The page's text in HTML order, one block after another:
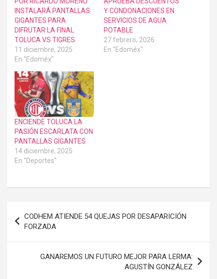
INSTALARÁ PANTALLAS
GIGANTES PARA
DIFRUTAR LA FINAL
TOLUCA VS TIGRES
11 diciembre, 2025
En "Edoméx"
Y CONDONACIONES EN
SERVICIOS DE AGUA
POTABLE
27 febrero, 2026
En "Edoméx"
ENCIENDE TOLUCA LA
PASIÓN ESCARLATA CON
PANTALLAS GIGANTES
14 diciembre, 2025
En "Deportes"
de
entradas
CODHEM ATIENDE 54 QUEJAS POR DESAPARICIÓN
FORZADA
GANAREMOS UN FUTURO MEJOR PARA LERMA:
AGUSTÍN GONZÁLEZ